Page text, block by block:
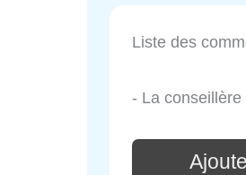
Liste des
- La